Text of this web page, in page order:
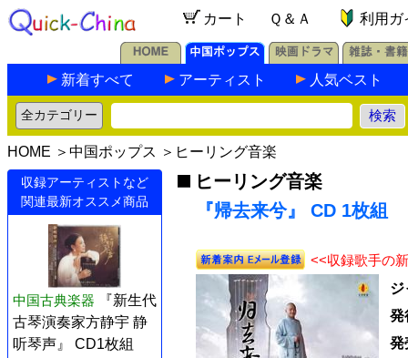
カート Ｑ＆Ａ 利用ガ
新着すべて アーティスト 人気ベスト
HOME ＞ 中国ポップス ＞ ヒーリング音楽
収録アーティストなど
関連最新オススメ商品
中国古典楽器
『新生代
古琴演奏家方静宇 静
听琴声』 CD1枚組
ヒーリング音楽
『帰去来兮』 CD 1枚組
<<収録歌手の
ジ
発
発